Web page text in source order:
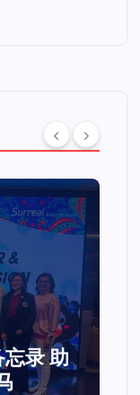
隆坡
宾齐聚
本市场